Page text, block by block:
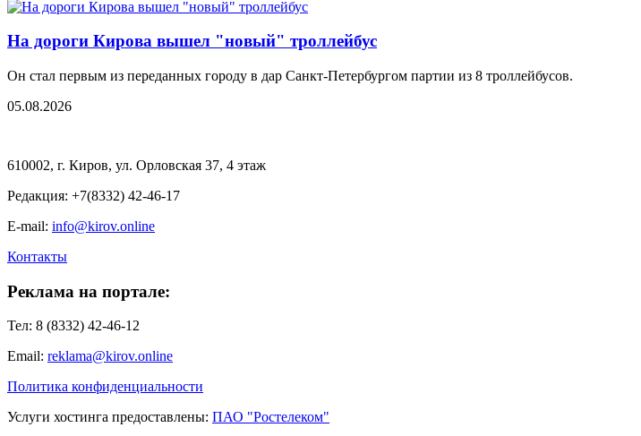
На дороги Кирова вышел "новый" троллейбус
Он стал первым из переданных городу в дар Санкт-Петербургом партии из 8 троллейбусов.
05.08.2026
610002, г. Киров, ул. Орловская 37, 4 этаж
Редакция: +7(8332) 42-46-17
E-mail: info@kirov.online
Контакты
Реклама на портале:
Тел: 8 (8332) 42-46-12
Email: reklama@kirov.online
Политика конфиденциальности
Услуги хостинга предоставлены: ПАО "Ростелеком"